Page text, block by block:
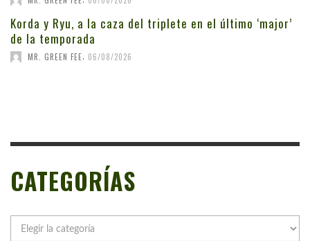
Korda y Ryu, a la caza del triplete en el último ‘major’
de la temporada
MR. GREEN FEE 06/08/2026
CATEGORÍAS